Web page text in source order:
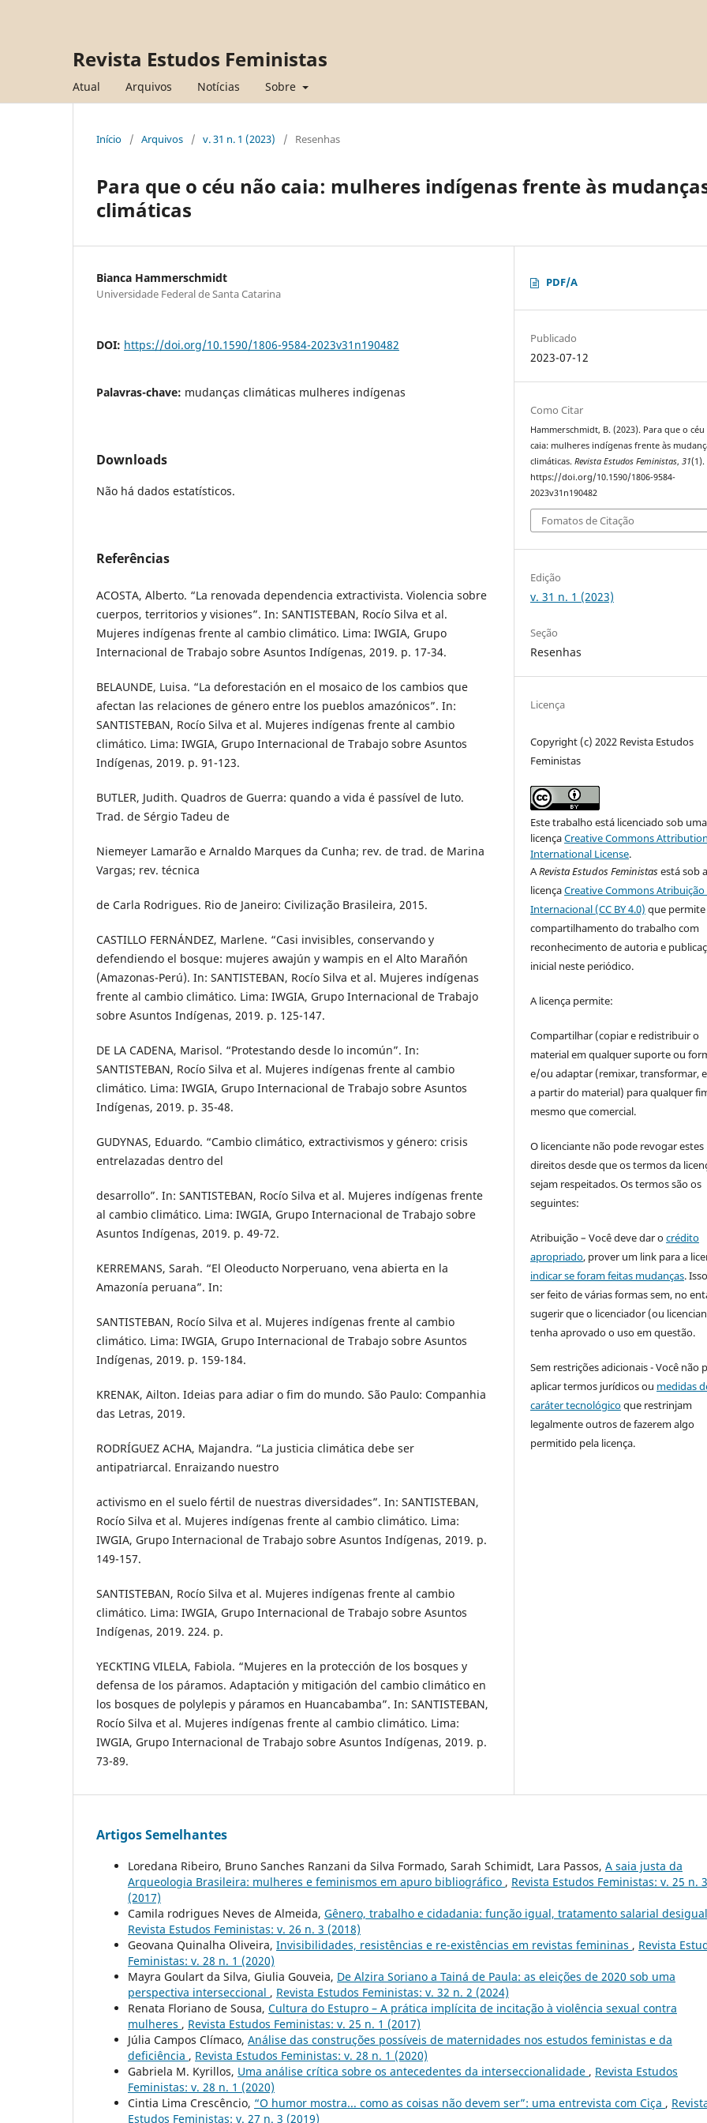
Revista Estudos Feministas
Atual Arquivos Notícias Sobre
Início / Arquivos / v. 31 n. 1 (2023) / Resenhas
Para que o céu não caia: mulheres indígenas frente às
climáticas
Bianca Hammerschmidt
Universidade Federal de Santa Catarina
DOI: https://doi.org/10.1590/1806-9584-2023v31n190482
Palavras-chave: mudanças climáticas mulheres indígenas
Downloads
Não há dados estatísticos.
Referências
ACOSTA, Alberto. “La renovada dependencia extractivista. Violencia sobre
cuerpos, territorios y visiones”. In: SANTISTEBAN, Rocío Silva et al.
Mujeres indígenas frente al cambio climático. Lima: IWGIA, Grupo
Internacional de Trabajo sobre Asuntos Indígenas, 2019. p. 17-34.
BELAUNDE, Luisa. “La deforestación en el mosaico de los cambios que
afectan las relaciones de género entre los pueblos amazónicos”. In:
SANTISTEBAN, Rocío Silva et al. Mujeres indígenas frente al cambio
climático. Lima: IWGIA, Grupo Internacional de Trabajo sobre Asuntos
Indígenas, 2019. p. 91-123.
BUTLER, Judith. Quadros de Guerra: quando a vida é passível de luto.
Trad. de Sérgio Tadeu de
Niemeyer Lamarão e Arnaldo Marques da Cunha; rev. de trad. de Marina
Vargas; rev. técnica
de Carla Rodrigues. Rio de Janeiro: Civilização Brasileira, 2015.
CASTILLO FERNÁNDEZ, Marlene. “Casi invisibles, conservando y
defendiendo el bosque: mujeres awajún y wampis en el Alto Marañón
(Amazonas-Perú). In: SANTISTEBAN, Rocío Silva et al. Mujeres indígenas
frente al cambio climático. Lima: IWGIA, Grupo Internacional de Trabajo
sobre Asuntos Indígenas, 2019. p. 125-147.
DE LA CADENA, Marisol. “Protestando desde lo incomún”. In:
SANTISTEBAN, Rocío Silva et al. Mujeres indígenas frente al cambio
climático. Lima: IWGIA, Grupo Internacional de Trabajo sobre Asuntos
Indígenas, 2019. p. 35-48.
GUDYNAS, Eduardo. “Cambio climático, extractivismos y género: crisis
entrelazadas dentro del
desarrollo”. In: SANTISTEBAN, Rocío Silva et al. Mujeres indígenas frente
al cambio climático. Lima: IWGIA, Grupo Internacional de Trabajo sobre
Asuntos Indígenas, 2019. p. 49-72.
KERREMANS, Sarah. “El Oleoducto Norperuano, vena abierta en la
Amazonía peruana”. In:
SANTISTEBAN, Rocío Silva et al. Mujeres indígenas frente al cambio
climático. Lima: IWGIA, Grupo Internacional de Trabajo sobre Asuntos
Indígenas, 2019. p. 159-184.
KRENAK, Ailton. Ideias para adiar o fim do mundo. São Paulo: Companhia
das Letras, 2019.
RODRÍGUEZ ACHA, Majandra. “La justicia climática debe ser
antipatriarcal. Enraizando nuestro
activismo en el suelo fértil de nuestras diversidades”. In: SANTISTEBAN,
Rocío Silva et al. Mujeres indígenas frente al cambio climático. Lima:
IWGIA, Grupo Internacional de Trabajo sobre Asuntos Indígenas, 2019. p.
149-157.
SANTISTEBAN, Rocío Silva et al. Mujeres indígenas frente al cambio
climático. Lima: IWGIA, Grupo Internacional de Trabajo sobre Asuntos
Indígenas, 2019. 224. p.
YECKTING VILELA, Fabiola. “Mujeres en la protección de los bosques y
defensa de los páramos. Adaptación y mitigación del cambio climático en
los bosques de polylepis y páramos en Huancabamba”. In: SANTISTEBAN,
Rocío Silva et al. Mujeres indígenas frente al cambio climático. Lima:
IWGIA, Grupo Internacional de Trabajo sobre Asuntos Indígenas, 2019. p.
73-89.
PDF/A
Publicado
2023-07-12
Como Citar
Hammerschmidt, B. (2023). Para que o céu
caia: mulheres indígenas frente às
climáticas.Revista Estudos Feministas,31(1).
https://doi.org/10.1590/1806-9584-
2023v31n190482
Fomatos de Citação
Edição
v. 31 n. 1 (2023)
Seção
Resenhas
Licença
Copyright (c) 2022 Revista Estudos
Feministas
Este trabalho está licenciado sob uma
licençaCreative Commons
International License.
ARevista Estudos Feministasestá sob a
licençaCreative Commons Atribuição
Internacional (CC BY 4.0) que
compartilhamento do trabalho com
reconhecimento de autoria e
inicial neste periódico.
A licença permite:
Compartilhar (copiar e redistribuir o
material em qualquer suporte ou
e/ou adaptar (remixar, transformar,
a partir do material) para qualquer
mesmo que comercial.
O licenciante não pode revogar estes
direitos desde que os termos da
sejam respeitados. Os termos são os
seguintes:
Atribuição – Você deve dar ocrédito
apropriado, prover um link para a
indicar se foram feitas mudanças.
ser feito de várias formas sem, no
sugerir que o licenciador (ou
tenha aprovado o uso em questão.
Sem restrições adicionais - Você não
aplicar termos jurídicos ou medidas
caráter tecnológicoque restrinjam
legalmente outros de fazerem algo
permitido pela licença.
Artigos Semelhantes
Loredana Ribeiro, Bruno Sanches Ranzani da Silva Formado, Sarah Schimidt, Lara Passos, A saia justa da
Arqueologia Brasileira: mulheres e feminismos em apuro bibliográfico , Revista Estudos Feministas: v. 25 n. 3
(2017)
Camila rodrigues Neves de Almeida, Gênero, trabalho e cidadania: função igual, tratamento salarial desigual
Revista Estudos Feministas: v. 26 n. 3 (2018)
Geovana Quinalha Oliveira, Invisibilidades, resistências e re-existências em revistas femininas , Revista
Feministas: v. 28 n. 1 (2020)
Mayra Goulart da Silva, Giulia Gouveia, De Alzira Soriano a Tainá de Paula: as eleições de 2020 sob uma
perspectiva interseccional , Revista Estudos Feministas: v. 32 n. 2 (2024)
Renata Floriano de Sousa, Cultura do Estupro – A prática implícita de incitação à violência sexual contra
mulheres , Revista Estudos Feministas: v. 25 n. 1 (2017)
Júlia Campos Clímaco, Análise das construções possíveis de maternidades nos estudos feministas e da
deficiência , Revista Estudos Feministas: v. 28 n. 1 (2020)
Gabriela M. Kyrillos, Uma análise crítica sobre os antecedentes da interseccionalidade , Revista Estudos
Feministas: v. 28 n. 1 (2020)
Cintia Lima Crescêncio, “O humor mostra... como as coisas não devem ser”: uma entrevista com Ciça ,
Estudos Feministas: v. 27 n. 3 (2019)